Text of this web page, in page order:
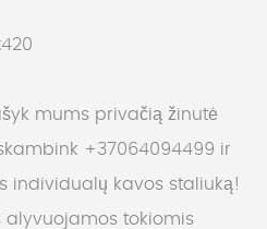
mums privačią žinutė
+37064094499 ir
individualų kavos staliuką!
alyvuojamos tokiomis